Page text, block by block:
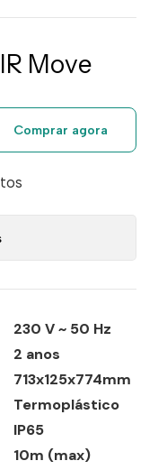
Move
Comprar agora
230 V ~ 50 Hz
2 anos
713x125x774mm
Termoplástico
IP65
10m (max)